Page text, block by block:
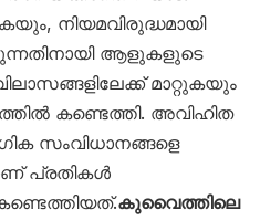
നിയമവിരുദ്ധമായി
ആളുകളുടെ
മാറ്റുകയും
കണ്ടെത്തി. അവിഹിത
സംവിധാനങ്ങളെ
പ്രതികൾ
കുവൈത്തിലെ